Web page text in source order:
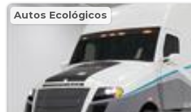
Autos Ecológicos